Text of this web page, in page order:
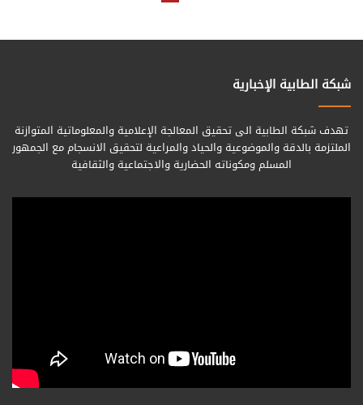
شبكة الطابية الإخبارية
تهدف شبكة الطابية الى تحقيق المعالجة الإعلامية والمعلوماتية المتوازنة
الملتزمة بالدقة والموضوعية والحياد والمراعية لتحقيق الانسجام مع الجمهور
المسلم ومكوناته الحضارية والاجتماعية والثقافية